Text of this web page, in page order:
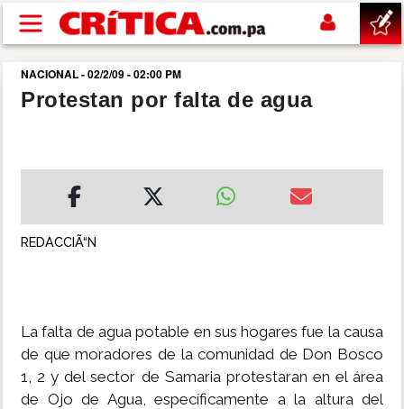
Pasar al contenido principal
buscar
DEPORTES
MUNDO
NACIONAL - 02/2/09 - 02:00 PM
Protestan por falta de agua
REDACCIÃ“N
La falta de agua potable en sus hogares fue la causa
de que moradores de la comunidad de Don Bosco
1, 2 y del sector de Samaria protestaran en el área
de Ojo de Agua, específicamente a la altura del